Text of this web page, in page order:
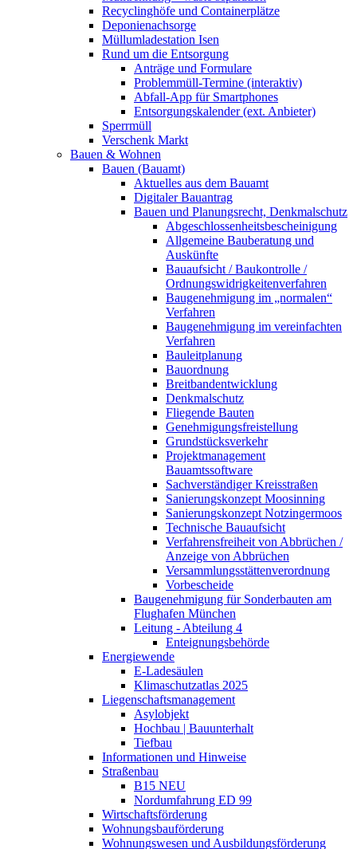
Recyclinghöfe und Containerplätze
Deponienachsorge
Müllumladestation Isen
Rund um die Entsorgung
Anträge und Formulare
Problemmüll-Termine (interaktiv)
Abfall-App für Smartphones
Entsorgungskalender (ext. Anbieter)
Sperrmüll
Verschenk Markt
Bauen & Wohnen
Bauen (Bauamt)
Aktuelles aus dem Bauamt
Digitaler Bauantrag
Bauen und Planungsrecht, Denkmalschutz
Abgeschlossenheitsbescheinigung
Allgemeine Bauberatung und
Auskünfte
Bauaufsicht / Baukontrolle /
Ordnungswidrigkeitenverfahren
Baugenehmigung im „normalen“
Verfahren
Baugenehmigung im vereinfachten
Verfahren
Bauleitplanung
Bauordnung
Breitbandentwicklung
Denkmalschutz
Fliegende Bauten
Genehmigungsfreistellung
Grundstücksverkehr
Projektmanagement
Bauamtssoftware
Sachverständiger Kreisstraßen
Sanierungskonzept Moosinning
Sanierungskonzept Notzingermoos
Technische Bauaufsicht
Verfahrensfreiheit von Abbrüchen /
Anzeige von Abbrüchen
Versammlungsstättenverordnung
Vorbescheide
Baugenehmigung für Sonderbauten am
Flughafen München
Leitung - Abteilung 4
Enteignungsbehörde
Energiewende
E-Ladesäulen
Klimaschutzatlas 2025
Liegenschaftsmanagement
Asylobjekt
Hochbau | Bauunterhalt
Tiefbau
Informationen und Hinweise
Straßenbau
B15 NEU
Nordumfahrung ED 99
Wirtschaftsförderung
Wohnungsbauförderung
Wohnungswesen und Ausbildungsförderung